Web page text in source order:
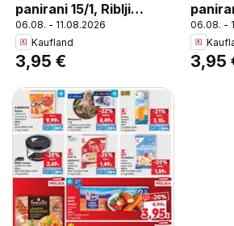
panirani 15/1, Riblji
štapići panirani 15/1 450
g
06.08. - 11.08.2026
Kaufland
3,95 €
štapići
g
06.08. -
3,95